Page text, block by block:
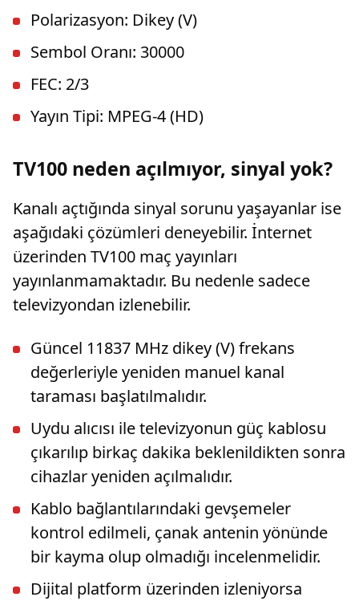
Polarizasyon: Dikey (V)
Sembol Oranı: 30000
FEC: 2/3
Yayın Tipi: MPEG-4 (HD)
TV100 neden açılmıyor, sinyal yok?
Kanalı açtığında sinyal sorunu yaşayanlar ise
aşağıdaki çözümleri deneyebilir. İnternet
üzerinden TV100 maç yayınları
yayınlanmamaktadır. Bu nedenle sadece
televizyondan izlenebilir.
Güncel 11837 MHz dikey (V) frekans
değerleriyle yeniden manuel kanal
taraması başlatılmalıdır.
Uydu alıcısı ile televizyonun güç kablosu
çıkarılıp birkaç dakika beklenildikten sonra
cihazlar yeniden açılmalıdır.
Kablo bağlantılarındaki gevşemeler
kontrol edilmeli, çanak antenin yönünde
bir kayma olup olmadığı incelenmelidir.
Dijital platform üzerinden izleniyorsa